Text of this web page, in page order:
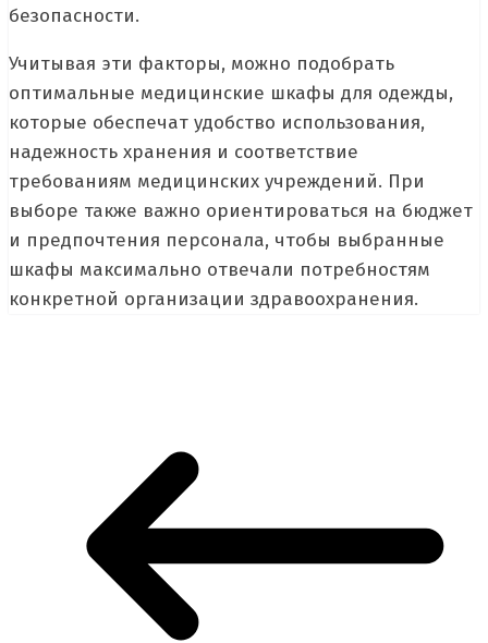
безопасности.
Учитывая эти факторы, можно подобрать
оптимальные медицинские шкафы для одежды,
которые обеспечат удобство использования,
надежность хранения и соответствие
требованиям медицинских учреждений. При
выборе также важно ориентироваться на бюджет
и предпочтения персонала, чтобы выбранные
шкафы максимально отвечали потребностям
конкретной организации здравоохранения.